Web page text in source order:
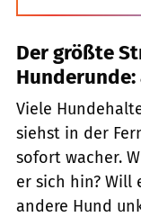
Der größte
Viele
siehst in der
sofort wacher.
er sich hin? Will
andere Hund